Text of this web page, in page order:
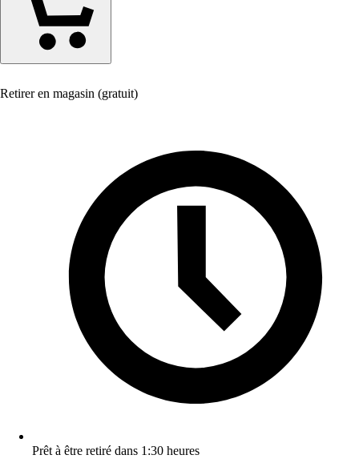
Retirer en magasin (gratuit)
Prêt à être retiré dans 1:30 heures